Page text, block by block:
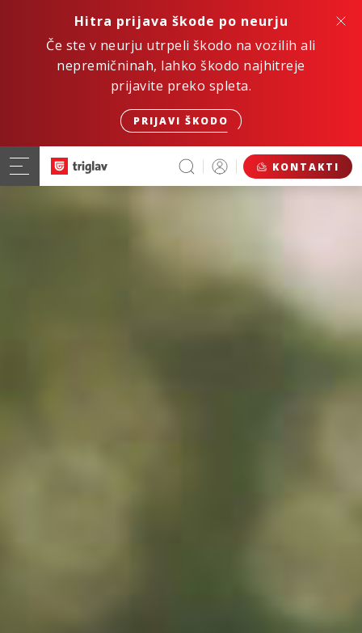
Hitra prijava škode po neurju
Če ste v neurju utrpeli škodo na vozilih ali
nepremičninah, lahko škodo najhitreje
prijavite preko spleta.
PRIJAVI ŠKODO
KONTAKTI